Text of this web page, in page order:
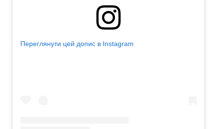
Переглянути цей допис в Instagram